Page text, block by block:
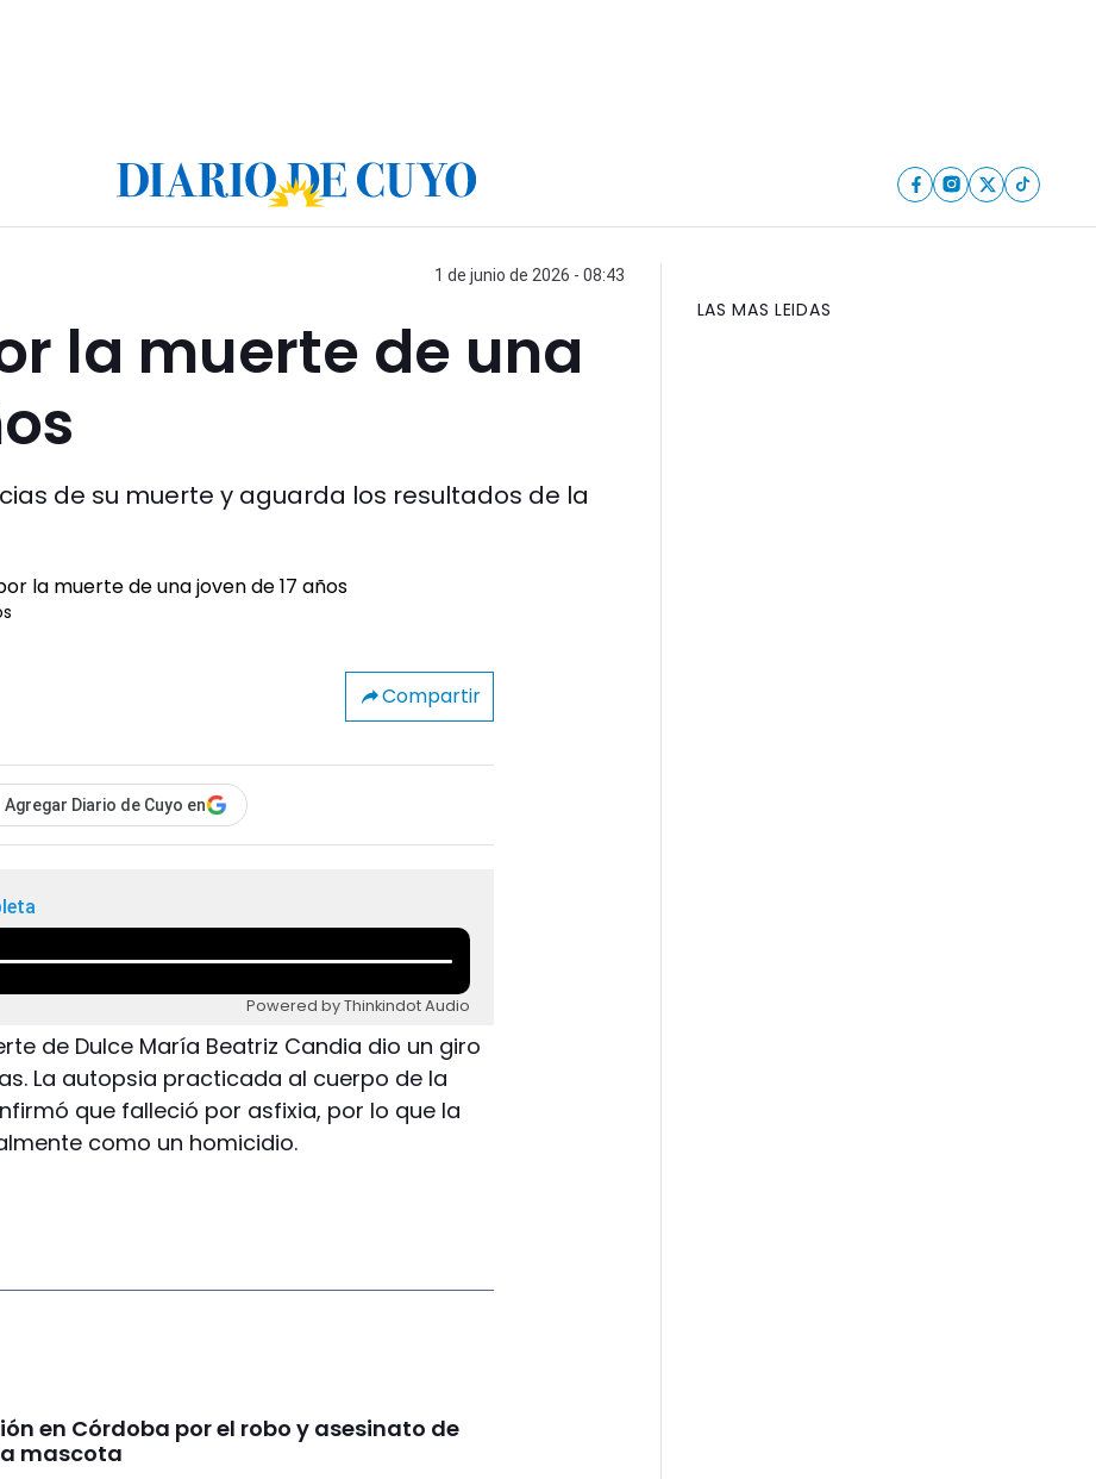
1 de junio de 2026 - 08:43
la muerte de una
de su muerte y aguarda los resultados de la
Compartir
Agregar Diario de Cuyo en
Powered by Thinkindot Audio
de Dulce María Beatriz Candia dio un giro
La autopsia practicada al cuerpo de la
que falleció por asfixia, por lo que la
como un homicidio.
en Córdoba por el robo y asesinato de
mascota
LAS MAS LEIDAS